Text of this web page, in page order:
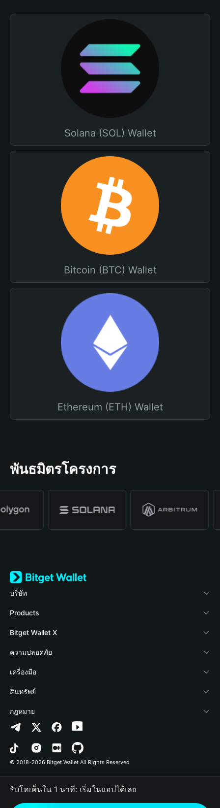
Solana (SOL) Wallet
Bitcoin (BTC) Wallet
Ethereum (ETH) Wallet
พันธมิตรโครงการ
บริษัท
เกี่ยวกับ Bitget Wallet
Blog
Academy
ข่าวสารด้านคริปโต
ศูนย์ช่วยเหลือ
ติดต่อเรา
ทรัพยากรข้อมูลของแบรนด์
อาชีพ
Products
Crypto Card
Stablecoin Earn
Payfi Crypto
Crypto Swap API
Altcoin Season Index
Prediction Markets
DApp
RWA
Bitget Wallet X
นักพัฒนา
เชื่อมต่อ Wallet
Bitget Wallet Pay
ลิสต์โปรเจกต์
ความปลอดภัย
Protection Fund
เทคโนโลยีความปลอดภัย
เครื่องมือ
ซื้อคริปโต
การตรวจจับการอนุญาต
การตรวจจับสัญญา
การโอนเป็นชุด
สินทรัพย์
Arbitrum
Avalanche
Bitcoin
Polygon
กฎหมาย
นโยบายความเป็นส่วนตัว
ข้อตกลงในการใช้บริการ
© 2018-2026 Bitget Wallet All Rights Reserved
รับโทเค็นใน 1 นาที: เริ่มในแอปได้เลย